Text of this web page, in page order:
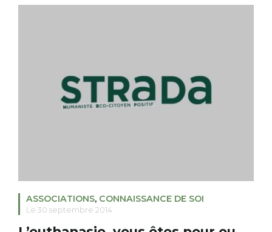
actions qui visent à financer leur projet et… générer
ASSOCIATIONS, CONNAISSANCE DE SOI
Le 30 septembre 2014